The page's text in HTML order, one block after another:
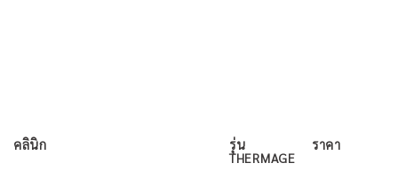
คลินิก
รุ่น
THERMAGE
ราคา